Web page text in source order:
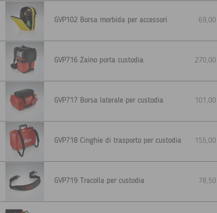
GVP102 Borsa morbida per accessori
GVP716 Zaino porta custodia
GVP717 Borsa laterale per custodia
GVP718 Cinghie di trasporto per custodia
GVP719 Tracolla per custodia